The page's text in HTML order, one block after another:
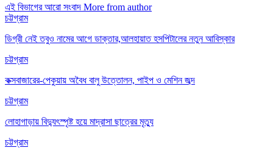
এই বিভাগের আরো সংবাদ More from author
চট্টগ্রাম
ডিগ্রী নেই তবুও নামের আগে ডাক্তার,আলহায়াত হসপিটালের নতুন আবিস্কার
চট্টগ্রাম
কক্সবাজারের-পেকুয়ায় অবৈধ বালু উত্তোলন, পাইপ ও মেশিন জব্দ
চট্টগ্রাম
লোহাগাড়ায় বিদ্যুৎস্পৃষ্ট হয়ে মাদ্রাসা ছাত্রের মৃত্যু
চট্টগ্রাম